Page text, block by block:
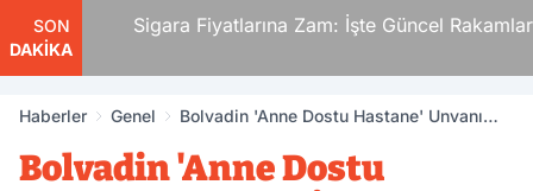
SON
DAKİKA
Sigara Fiyatlarına Zam: İşte Güncel Rakamlar
Haberler Genel
Bolvadin 'Anne Dostu Hastane' Unvanı
Bolvadin 'Anne Dostu